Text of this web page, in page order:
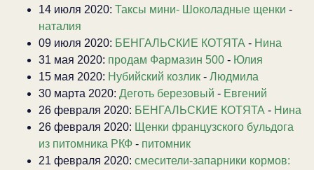
14 июля 2020: Таксы мини- Шоколадные щенки -
наталия
09 июля 2020: БЕНГАЛЬСКИЕ КОТЯТА - Нина
31 мая 2020: продам Фармазин 500 - Юлия
15 мая 2020: Нубийский козлик - Людмила
30 марта 2020: Деготь березовый - Евгений
26 февраля 2020: БЕНГАЛЬСКИЕ КОТЯТА - Нина
26 февраля 2020: Щенки французского бульдога
из питомника РКФ - питомник
21 февраля 2020: смесители-запарники кормов: